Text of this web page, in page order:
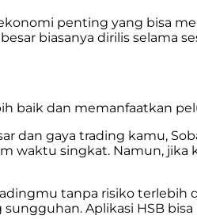
penting yang bisa
biasanya dirilis selama
baik dan memanfaatkan
gaya trading kamu,
singkat. Namun,
tanpa risiko terlebih
Aplikasi HSB